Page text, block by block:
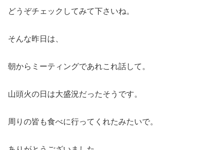
どうぞチェックしてみて下さいね。
そんな昨日は、
朝からミーティングであれこれ話して。
山頭火の日は大盛況だったそうです。
周りの皆も食べに行ってくれたみたいで。